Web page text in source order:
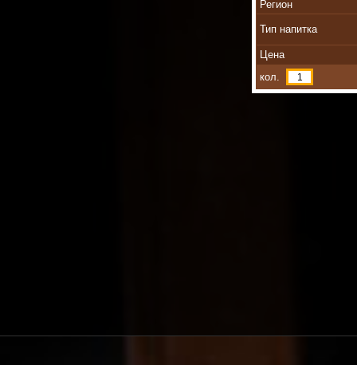
Регион
Тип напитка
Цена
кол.